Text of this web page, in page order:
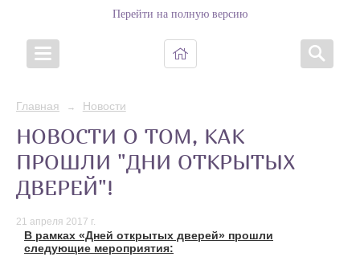
Перейти на полную версию
Главная → Новости
НОВОСТИ О ТОМ, КАК
ПРОШЛИ "ДНИ ОТКРЫТЫХ
ДВЕРЕЙ"!
21 апреля 2017 г.
В рамках «Дней открытых дверей» прошли
следующие мероприятия: